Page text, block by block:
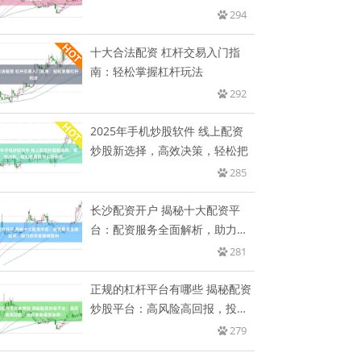
294
十大合法配资 杠杆交易入门指
南：轻松掌握杠杆玩法
292
2025年手机炒股软件 线上配资
炒股新选择，高效决策，轻松把
285
长沙配资开户 揭秘十大配资平
台：配资服务全面解析，助力投
281
正规的杠杆平台有哪些 揭秘配资
炒股平台：高风险高回报，投资
279